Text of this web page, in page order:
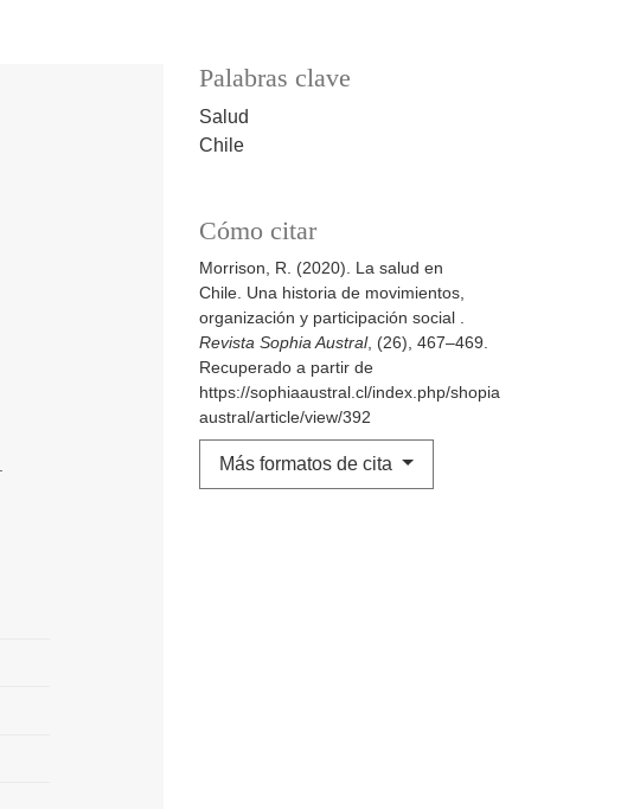
Palabras clave
Salud
Chile
Cómo citar
Morrison, R. (2020). La salud en
Chile. Una historia de movimientos,
organización y participación social .
Revista Sophia Austral, (26), 467–469.
Recuperado a partir de
https://sophiaaustral.cl/index.php/shopia
austral/article/view/392
Más formatos de cita